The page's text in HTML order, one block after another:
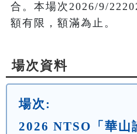
合。本場次2026/9/
額有限，額滿為止。
場次資料
場次:
2026 NTSO「華山